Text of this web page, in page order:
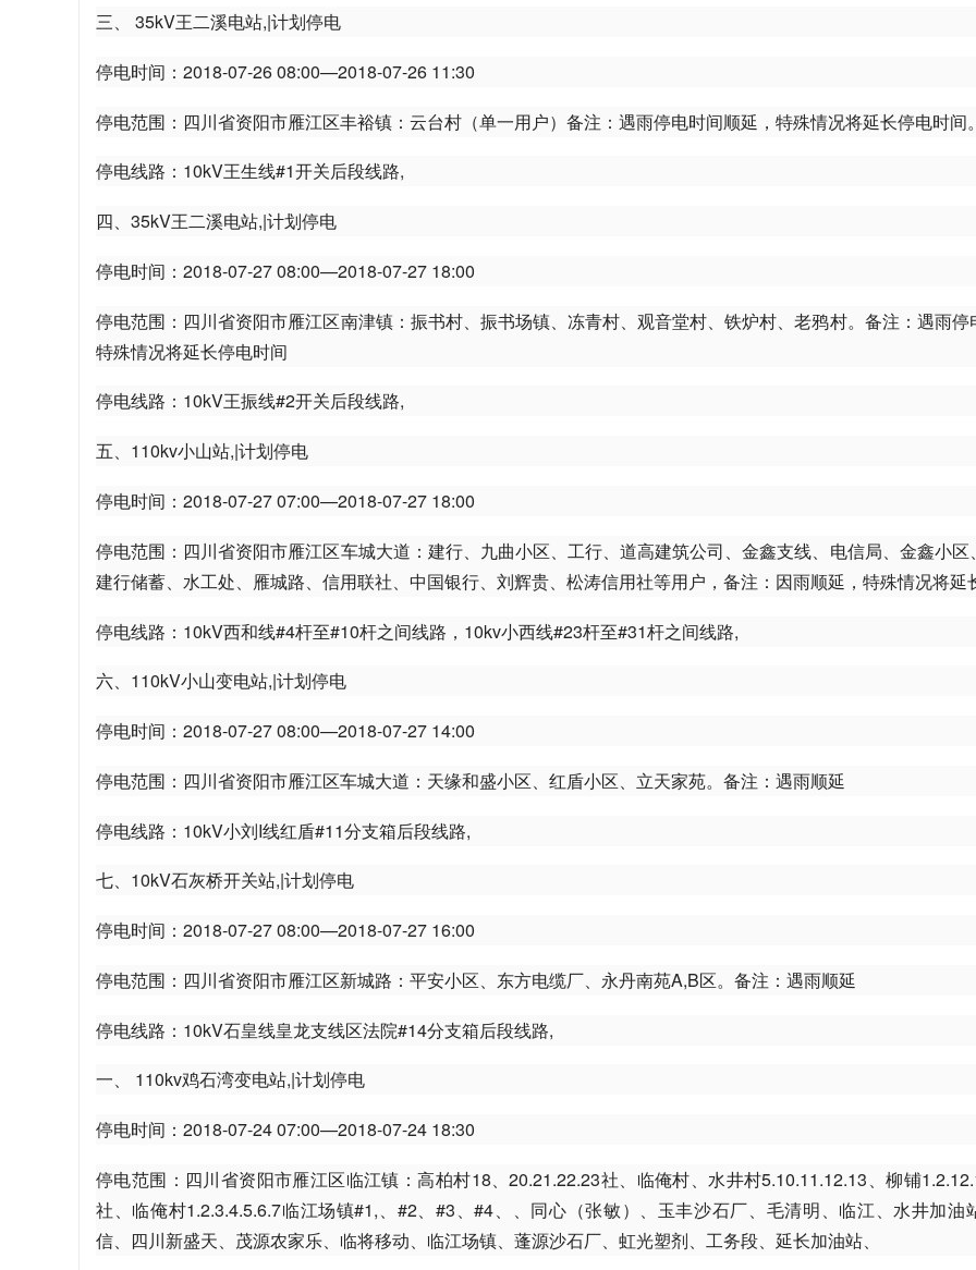
三、 35kV王二溪电站,|计划停电
停电时间：2018-07-26 08:00—2018-07-26 11:30
停电范围：四川省资阳市雁江区丰裕镇：云台村（单一用户）备注：遇雨停电时间顺延，特殊情况将延长停电时间。
停电线路：10kV王生线#1开关后段线路,
四、35kV王二溪电站,|计划停电
停电时间：2018-07-27 08:00—2018-07-27 18:00
停电范围：四川省资阳市雁江区南津镇：振书村、振书场镇、冻青村、观音堂村、铁炉村、老鸦村。备注：遇雨停
特殊情况将延长停电时间
停电线路：10kV王振线#2开关后段线路,
五、110kv小山站,|计划停电
停电时间：2018-07-27 07:00—2018-07-27 18:00
停电范围：四川省资阳市雁江区车城大道：建行、九曲小区、工行、道高建筑公司、金鑫支线、电信局、金鑫小区
建行储蓄、水工处、雁城路、信用联社、中国银行、刘辉贵、松涛信用社等用户，备注：因雨顺延，特殊情况将延
停电线路：10kV西和线#4杆至#10杆之间线路，10kv小西线#23杆至#31杆之间线路,
六、110kV小山变电站,|计划停电
停电时间：2018-07-27 08:00—2018-07-27 14:00
停电范围：四川省资阳市雁江区车城大道：天缘和盛小区、红盾小区、立天家苑。备注：遇雨顺延
停电线路：10kV小刘I线红盾#11分支箱后段线路,
七、10kV石灰桥开关站,|计划停电
停电时间：2018-07-27 08:00—2018-07-27 16:00
停电范围：四川省资阳市雁江区新城路：平安小区、东方电缆厂、永丹南苑A,B区。备注：遇雨顺延
停电线路：10kV石皇线皇龙支线区法院#14分支箱后段线路,
一、 110kv鸡石湾变电站,|计划停电
停电时间：2018-07-24 07:00—2018-07-24 18:30
停电范围：四川省资阳市雁江区临江镇：高柏村18、20.21.22.23社、临俺村、水井村5.10.11.12.13、柳铺
社、临俺村1.2.3.4.5.6.7临江场镇#1,、#2、#3、#4、、同心（张敏）、玉丰沙石厂、毛清明、临江、水井加油
信、四川新盛天、茂源农家乐、临将移动、临江场镇、蓬源沙石厂、虹光塑剂、工务段、延长加油站、